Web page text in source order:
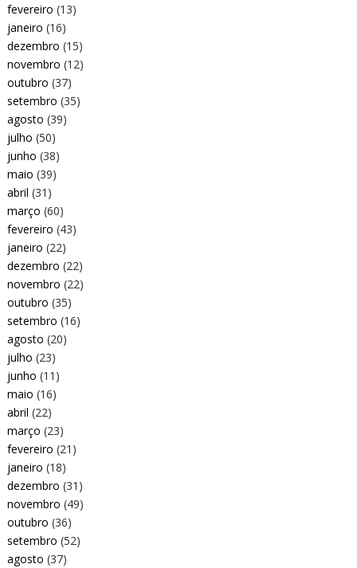
fevereiro (13)
janeiro (16)
dezembro (15)
novembro (12)
outubro (37)
setembro (35)
agosto (39)
julho (50)
junho (38)
maio (39)
abril (31)
março (60)
fevereiro (43)
janeiro (22)
dezembro (22)
novembro (22)
outubro (35)
setembro (16)
agosto (20)
julho (23)
junho (11)
maio (16)
abril (22)
março (23)
fevereiro (21)
janeiro (18)
dezembro (31)
novembro (49)
outubro (36)
setembro (52)
agosto (37)